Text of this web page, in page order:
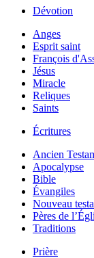
Dévotion
Anges
Esprit saint
François
Jésus
Miracle
Reliques
Saints
Écritures
Ancien
Apocalypse
Bible
Évangiles
Nouveau
Pères de
Traditions
Prière